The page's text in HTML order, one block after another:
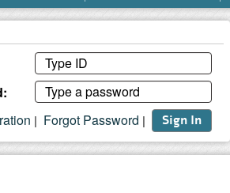
Sign In
|
Forgot Password
|